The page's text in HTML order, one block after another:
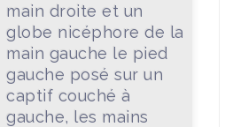
main droite et un
globe nicéphore de la
main gauche le pied
gauche posé sur un
captif couché à
gauche, les mains